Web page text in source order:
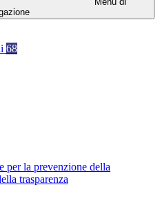
68
per la prevenzione della
trasparenza